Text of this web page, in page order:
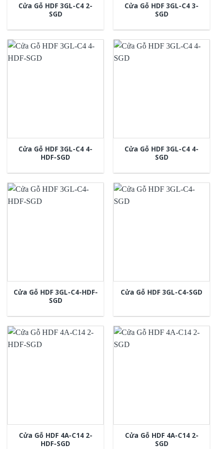
Cửa Gỗ HDF 3GL-C4 2-
SGD
Cửa Gỗ HDF 3GL-C4 3-
SGD
Cửa Gỗ HDF 3GL-C4 4-
HDF-SGD
Cửa Gỗ HDF 3GL-C4 4-
SGD
Cửa Gỗ HDF 3GL-C4-HDF-
SGD
Cửa Gỗ HDF 3GL-C4-SGD
Cửa Gỗ HDF 4A-C14 2-
HDF-SGD
Cửa Gỗ HDF 4A-C14 2-
SGD